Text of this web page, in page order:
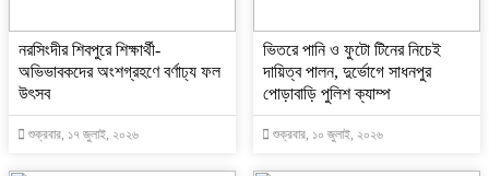
নরসিংদীর শিবপুরে শিক্ষার্থী-
অভিভাবকদের অংশগ্রহণে বর্ণাঢ্য ফল
উৎসব
শুক্রবার, ১৭ জুলাই, ২০২৬
ভিতরে পানি ও ফুটো টিনের নিচেই
দায়িত্ব পালন, দুর্ভোগে সাধনপুর
পোড়াবাড়ি পুলিশ ক্যাম্প
শুক্রবার, ১০ জুলাই, ২০২৬